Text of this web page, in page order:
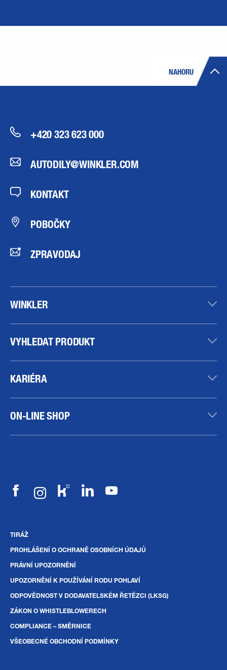
NAHORU
+420 323 623 000
AUTODILY@WINKLER.COM
KONTAKT
POBOČKY
ZPRAVODAJ
WINKLER
VYHLEDAT PRODUKT
KARIÉRA
ON-LINE SHOP
TIRÁŽ
PROHLÁŠENÍ O OCHRANĚ OSOBNÍCH ÚDAJŮ
PRÁVNÍ UPOZORNĚNÍ
UPOZORNĚNÍ K POUŽÍVÁNÍ RODU POHLAVÍ
ODPOVĚDNOST V DODAVATELSKÉM ŘETĚZCI (LKSG)
ZÁKON O WHISTLEBLOWERECH
COMPLIANCE – SMĚRNICE
VŠEOBECNÉ OBCHODNÍ PODMÍNKY